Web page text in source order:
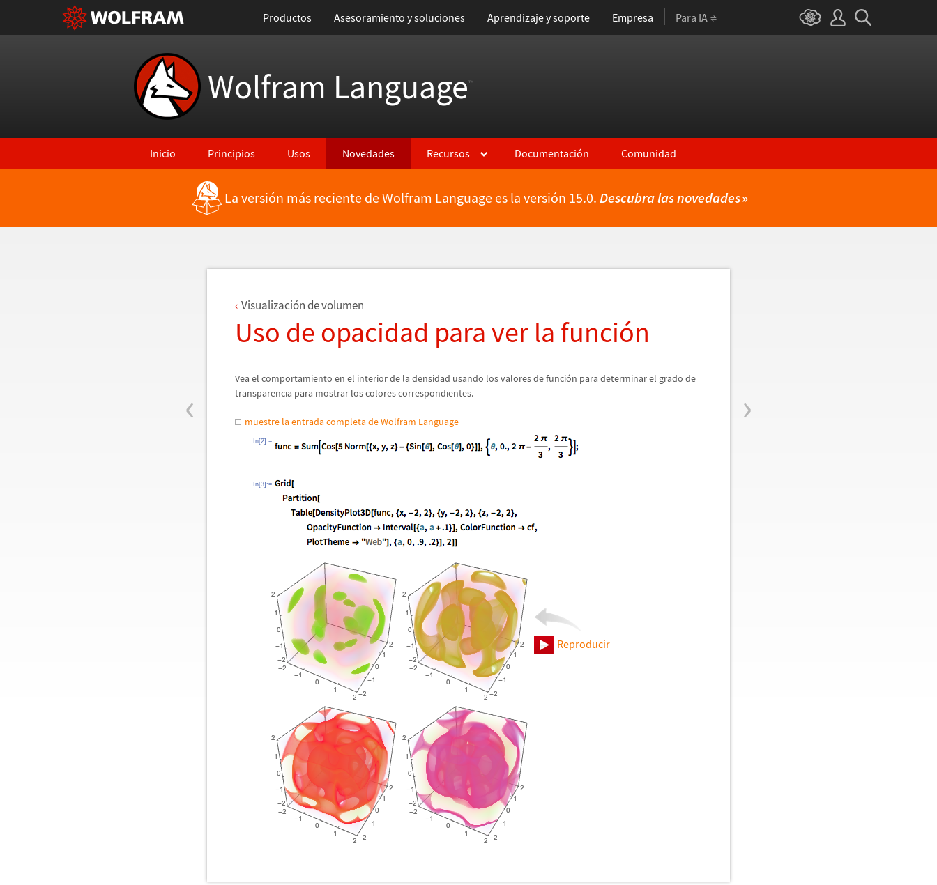
Productos Asesoramiento y soluciones Aprendizaje y soporte Empresa Para IA
Wolfram Language™
Inicio Principios Usos Novedades Recursos Documentación Comunidad
Regresar a Características más recientes
La versión más reciente de Wolfram Language es la versión 15.0. Descubra las novedades»
‹ ›
Visualización de volumen
Uso de opacidad para ver la función
Vea el comportamiento en el interior de la densidad usando los valores de función para determinar el grado de
transparencia para mostrar los colores correspondientes.
muestre la entrada completa de Wolfram Language
In[2]:=
In[3]:=
Reproducir